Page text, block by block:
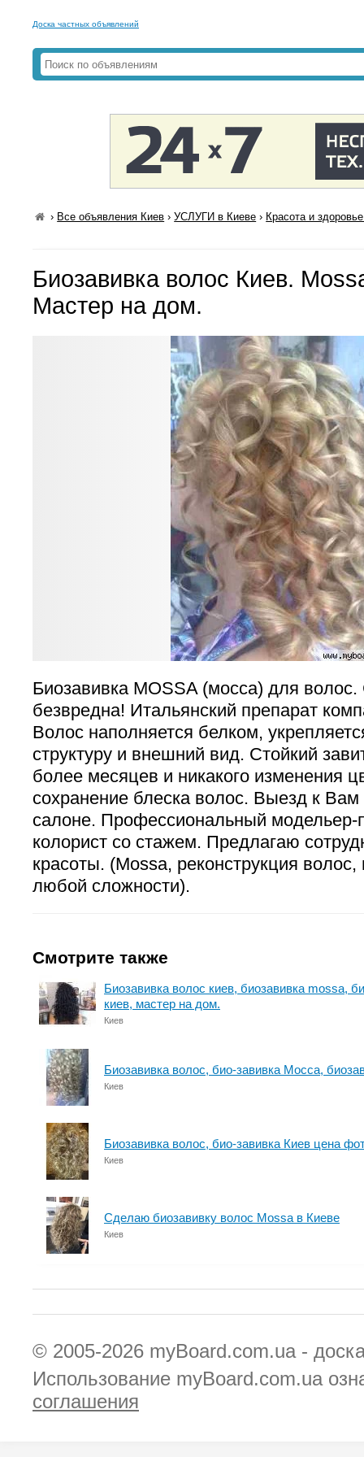
Доска частных объявлений
› Все объявления Киев ›УСЛУГИ в Киеве › Красота и
Биозавивка волос Киев.
Мастер на дом.
Биозавивка MOSSA (мосса) для
безвредна! Итальянский препарат
Волос наполняется белком,
структуру и внешний вид. Стойкий
более месяцев и никакого изменения
сохранение блеска волос. Выезд к
салоне. Профессиональный модельер-
колорист со стажем. Предлагаю
красоты. (Mossa, реконструкция волос,
любой сложности).
Смотрите также
Биозавивка волос киев, биозавивка mossa,
киев, мастер на дом.
Киев
Биозавивка волос, био-завивка Мосса,
Киев
Биозавивка волос, био-завивка Киев цена
Киев
Сделаю биозавивку волос Mossa в Киеве
Киев
© 2005-2026 myBoard.com.ua -
Использование myBoard.com.ua
соглашения